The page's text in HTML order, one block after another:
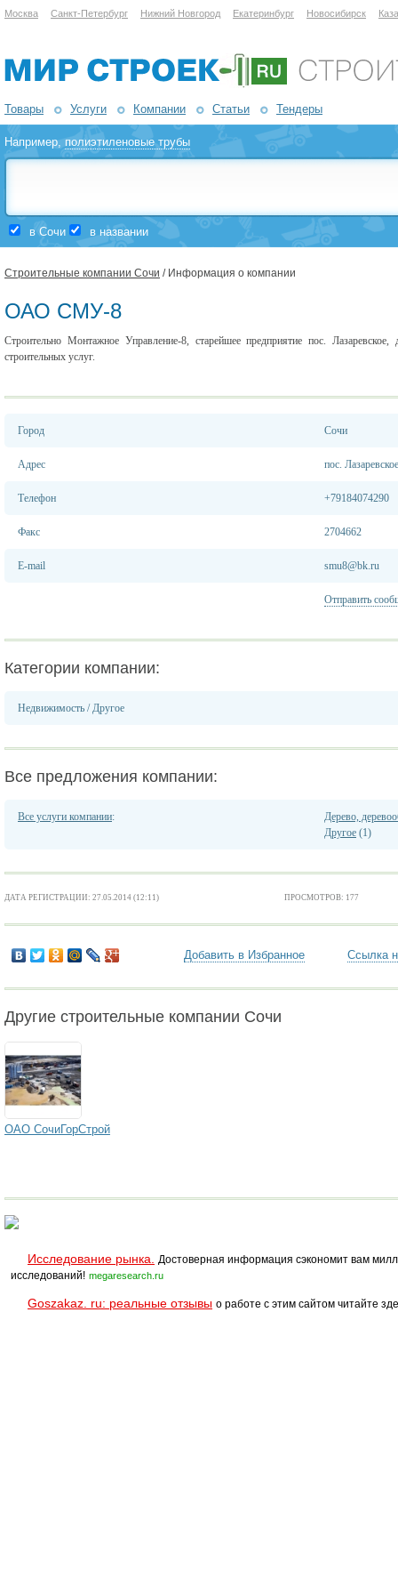
Москва Санкт-Петербург Нижний Новгород Екатеринбург Новосибирск
Товары Услуги Компании Статьи Тендеры
Например,полиэтиленовые трубы
в Сочи в названии
Строительные компании Сочи / Информация о компании
ОАО СМУ-8
Строительно Монтажное Управление-8, старейшее предприятие пос.
строительных услуг.
Город Сочи
Адрес пос.
Телефон +79184074290
Факс 2704662
E-mail smu8@bk.ru
Отправить
Категории компании:
Недвижимость /Другое
Все предложения компании:
Все услуги компании:
Дерево,
Другое (1)
ДАТА РЕГИСТРАЦИИ: 27.05.2014 (12:11) ПРОСМОТРОВ: 177
Добавить в Избранное Ссылка
Другие строительные компании Сочи
ОАО СочиГорСтрой
Исследование рынка.
Достоверная информация сэкономит вам
исследований! megaresearch.ru
Goszakaz. ru: реальные отзывы о работе с этим сайтом читайте